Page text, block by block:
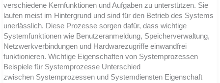
verschiedene Kernfunktionen und Aufgaben zu unterstützen. Sie
laufen meist im Hintergrund und sind für den Betrieb des Systems
unerlässlich. Diese Prozesse sorgen dafür, dass wichtige
Systemfunktionen wie Benutzeranmeldung, Speicherverwaltung,
Netzwerkverbindungen und Hardwarezugriffe einwandfrei
funktionieren. Wichtige Eigenschaften von Systemprozessen
Beispiele für Systemprozesse Unterschied
zwischen Systemprozessen und Systemdiensten Eigenschaft